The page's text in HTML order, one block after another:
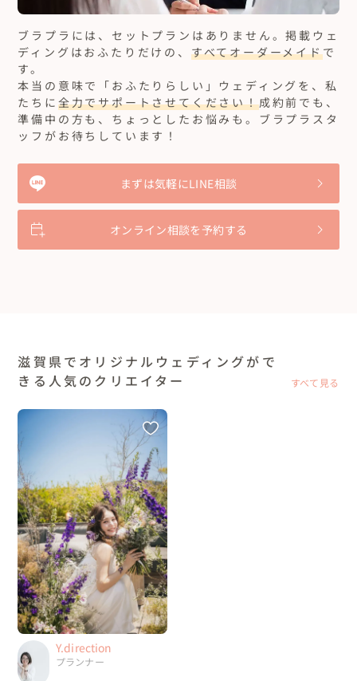
ブラプラには、セットプランはありません。掲載ウェ
ディングはおふたりだけの、 すべてオーダーメイドで
す。
本当の意味で「おふたりらしい」ウェディングを、私
たちに 全力でサポートさせてください！成約前でも、
準備中の方も、ちょっとしたお悩みも。ブラプラスタ
ッフがお待ちしています！
まずは気軽にLINE相談
オンライン相談を予約する
滋賀県でオリジナルウェディングがで
きる人気のクリエイター
すべて見る
Y.direction
プランナー